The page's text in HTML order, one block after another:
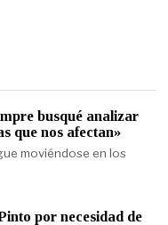
busqué analizar
que nos afectan»
moviéndose en los
por necesidad de